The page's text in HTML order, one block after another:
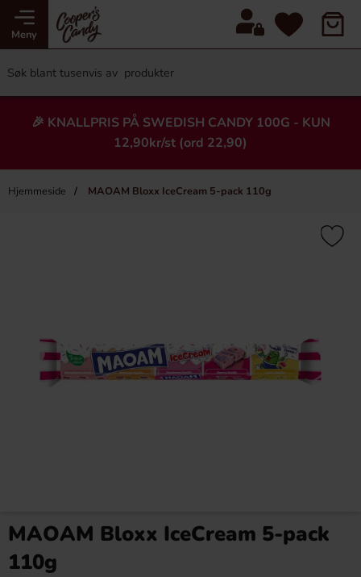
Meny
🎉 KNALLPRIS PÅ SWEDISH CANDY 100G - KUN
12,90kr/st (ord 22,90)
Hjemmeside MAOAM Bloxx IceCream 5-pack 110g
×
48g
149.90 kr
MAOAM Bloxx IceCream 5-pack
110g